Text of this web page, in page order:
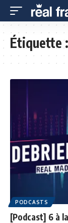
Étiquette
PODCASTS
[Podcast] 6 à